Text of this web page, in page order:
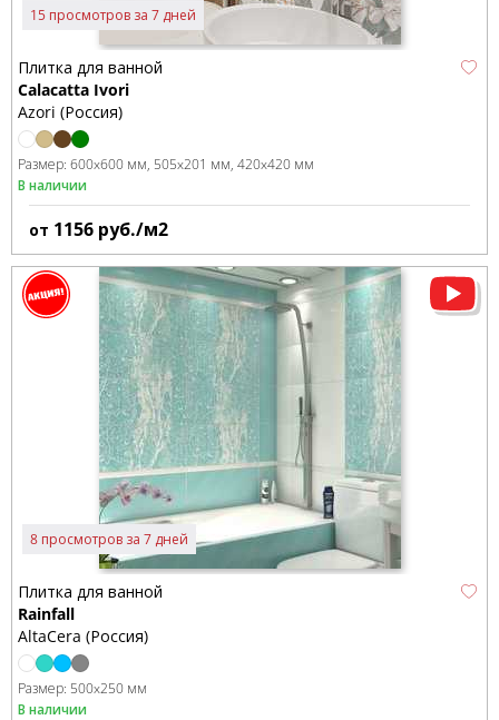
15 просмотров за 7 дней
Плитка для ванной
Calacatta Ivori
Azori (Россия)
Размер: 600x600 мм 505x201 мм 420x420 мм
В наличии
от 1156 руб./м2
8 просмотров за 7 дней
Плитка для ванной
Rainfall
AltaCera (Россия)
Размер: 500x250 мм
В наличии